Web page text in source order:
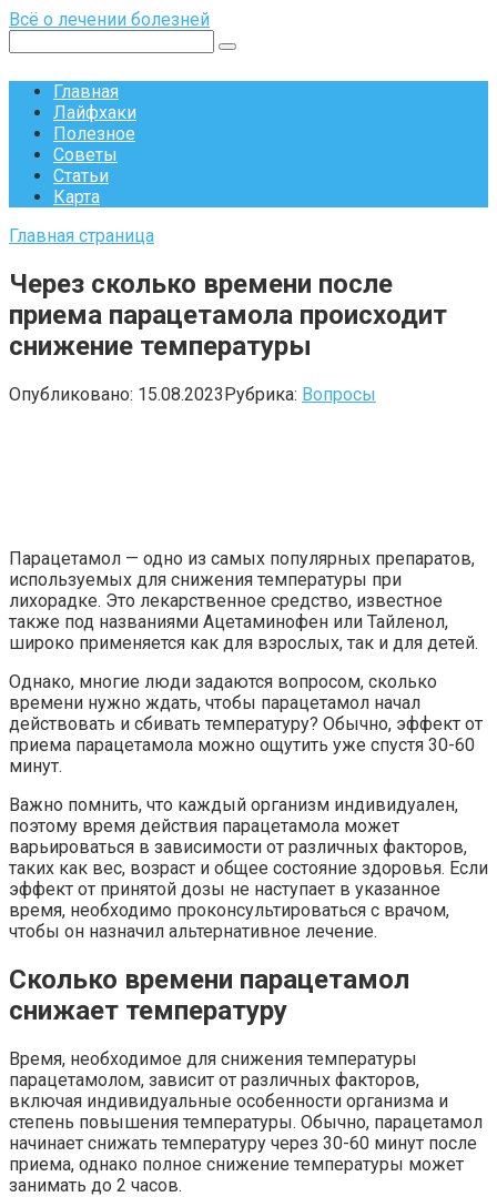
Перейти
контенту
Всё о лечении болезней
Главная
Лайфхаки
Полезное
Советы
Статьи
Карта
Главная страница
Через сколько времени после
приема парацетамола происходит
снижение температуры
Опубликовано: 15.08.2023Рубрика: Вопросы
Парацетамол — одно из самых популярных препаратов,
используемых для снижения температуры при
лихорадке. Это лекарственное средство, известное
также под названиями Ацетаминофен или Тайленол,
широко применяется как для взрослых, так и для детей.
Однако, многие люди задаются вопросом, сколько
времени нужно ждать, чтобы парацетамол начал
действовать и сбивать температуру? Обычно, эффект от
приема парацетамола можно ощутить уже спустя 30-60
минут.
Важно помнить, что каждый организм индивидуален,
поэтому время действия парацетамола может
варьироваться в зависимости от различных факторов,
таких как вес, возраст и общее состояние здоровья. Если
эффект от принятой дозы не наступает в указанное
время, необходимо проконсультироваться с врачом,
чтобы он назначил альтернативное лечение.
Сколько времени парацетамол
снижает температуру
Время, необходимое для снижения температуры
парацетамолом, зависит от различных факторов,
включая индивидуальные особенности организма и
степень повышения температуры. Обычно, парацетамол
начинает снижать температуру через 30-60 минут после
приема, однако полное снижение температуры может
занимать до 2 часов.